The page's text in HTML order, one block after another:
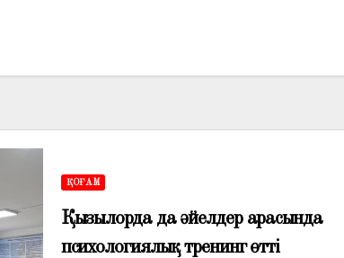
ҚОҒАМ
Қызылорда да әйелдер арасында
психологиялық тренинг өтті